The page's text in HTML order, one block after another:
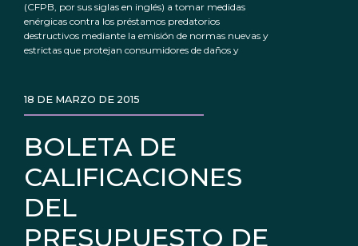
(CFPB, por sus siglas en inglés) a tomar medidas
enérgicas contra los préstamos predatorios
destructivos mediante la emisión de normas nuevas y
estrictas que protejan consumidores de daños y
BOLETA DE
CALIFICACIONES
DEL
PRESUPUESTO DE
18 DE MARZO DE 2015